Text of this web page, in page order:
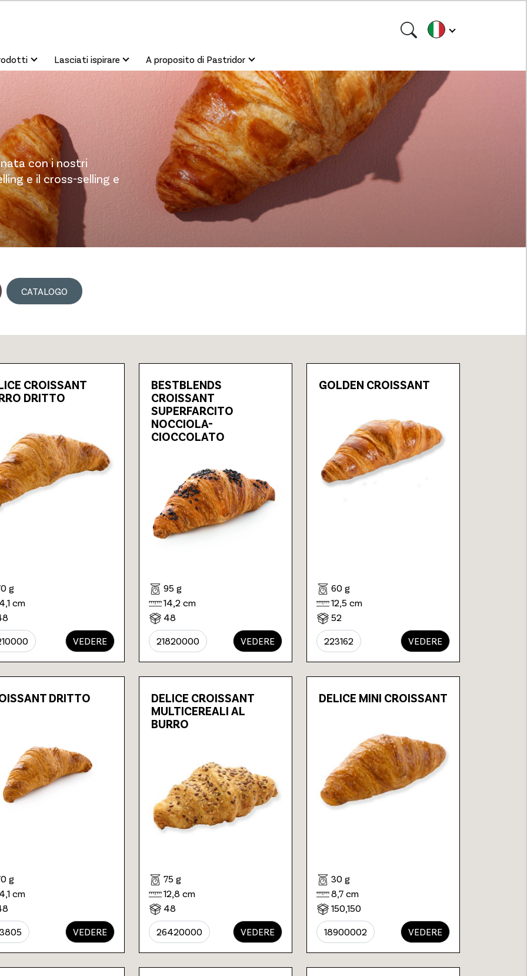
Lasciati ispirare A proposito di Pastridor
con i nostri
e il cross-selling e
CATALOGO
CROISSANT
DRITTO
g
cm
VEDERE
BESTBLENDS
CROISSANT
SUPERFARCITO
NOCCIOLA-
CIOCCOLATO
95 g
14,2 cm
48
21820000 VEDERE
GOLDEN CROISSANT
60 g
12,5 cm
52
223162 VEDERE
DRITTO
g
cm
VEDERE
DELICE CROISSANT
MULTICEREALI AL
BURRO
75 g
12,8 cm
48
26420000 VEDERE
DELICE MINI CROISSANT
30 g
8,7 cm
150,150
18900002 VEDERE